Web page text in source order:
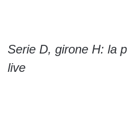
Serie D, girone H: la
live